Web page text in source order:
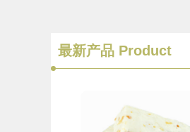
最新产品 Product